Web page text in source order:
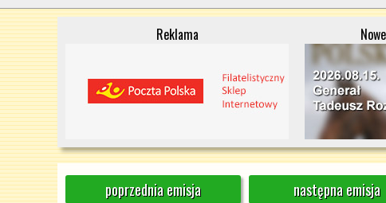
Reklama
poprzednia emisja następna emisja